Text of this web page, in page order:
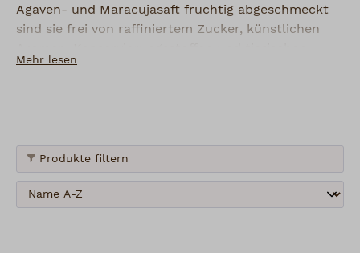
Agaven- und Maracujasaft fruchtig abgeschmeckt
sind sie frei von raffiniertem Zucker, künstlichen
Produkten (vegan). Ein Hauptbestandteil der Kicks –
in 30 ml, 100 ml, 0,5 l und 0,7 l Flaschen.
Mehr lesen
Produkte filtern